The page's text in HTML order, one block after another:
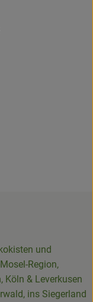
und
Region,
Köln & Leverkusen
ins Siegerland